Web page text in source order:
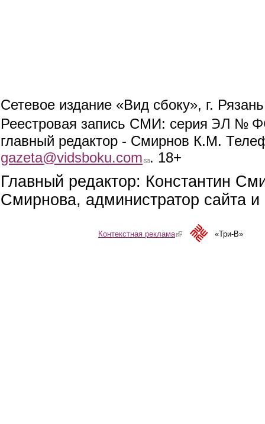
Сетевое издание «Вид сбоку», г.
Реестровая запись СМИ: серия ЭЛ №
главный редактор - Смирнов К.М.
gazeta@vidsboku.com (link sends e-mail)
. 18+
Главный редактор: Константин
Смирнова, администратор сайта
Контекстная реклама(link is external)«Три-В»